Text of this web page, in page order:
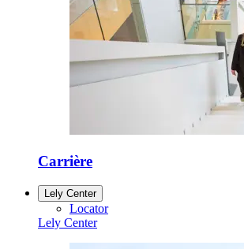
Carrière
Lely Center
Locator
Lely Center